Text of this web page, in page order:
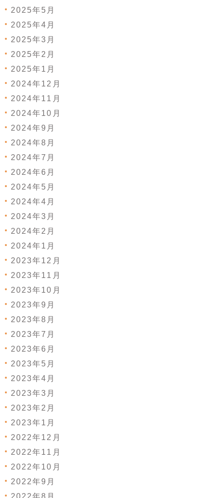
2025年5月
2025年4月
2025年3月
2025年2月
2025年1月
2024年12月
2024年11月
2024年10月
2024年9月
2024年8月
2024年7月
2024年6月
2024年5月
2024年4月
2024年3月
2024年2月
2024年1月
2023年12月
2023年11月
2023年10月
2023年9月
2023年8月
2023年7月
2023年6月
2023年5月
2023年4月
2023年3月
2023年2月
2023年1月
2022年12月
2022年11月
2022年10月
2022年9月
2022年8月